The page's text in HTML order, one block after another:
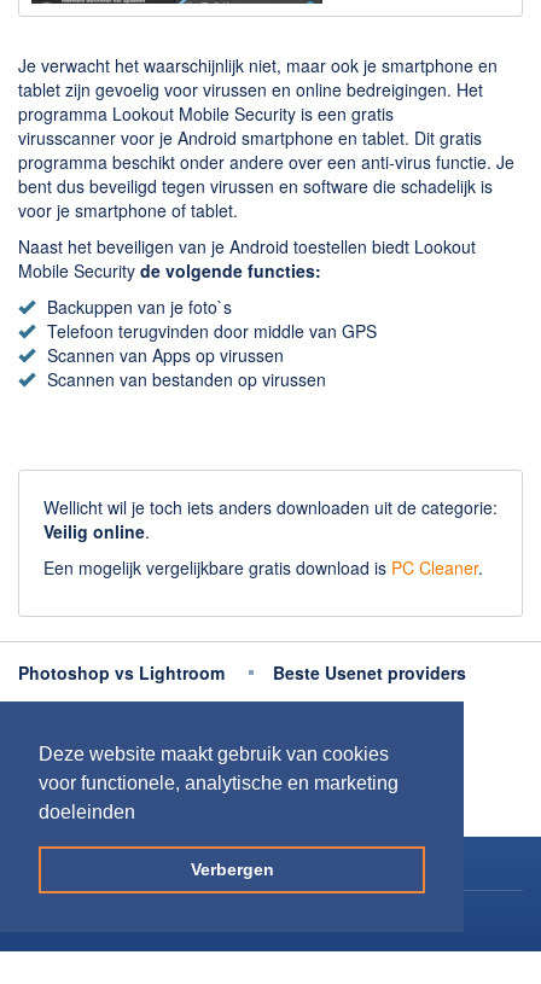
Deze website maakt gebruik van cookies
voor functionele, analytische en marketing
doeleinden
Verbergen
Nieuwslezers (Downloaden via usenet)
Onderhoud & Veiligheid
Computer opschonen
Veilig online
Productiviteit
Adresboek en contacten
Planning en organisatie
Tekst en Administratie
Overige
Parkeer apps
Spelletjes en Games
Webbrowsers
Je verwacht het waarschijnlijk niet, maar ook je smartphone en
tablet zijn gevoelig voor virussen en online bedreigingen. Het
programma Lookout Mobile Security is een gratis
virusscanner voor je Android smartphone en tablet. Dit gratis
programma beschikt onder andere over een anti-virus functie. Je
bent dus beveiligd tegen virussen en software die schadelijk is
voor je smartphone of tablet.
Naast het beveiligen van je Android toestellen biedt Lookout
Mobile Security de volgende functies:
Backuppen van je foto`s
Telefoon terugvinden door middle van GPS
Scannen van Apps op virussen
Scannen van bestanden op virussen
Wellicht wil je toch iets anders downloaden uit de categorie:
Veilig online.
Een mogelijk vergelijkbare gratis download is PC Cleaner.
Photoshop vs Lightroom
Beste Usenet providers
Meer uitleg
Copyright 2026